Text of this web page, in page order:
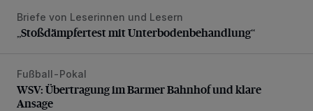
„Stoßdämpfertest mit Unterbodenbehandlung“
Briefe von Leserinnen und Lesern
„Stoßdämpfertest mit Unterbodenbehandlung“
WSV: Übertragung im Barmer Bahnhof und klare Ansage
Fußball-Pokal
WSV: Übertragung im Barmer Bahnhof und klare
Ansage